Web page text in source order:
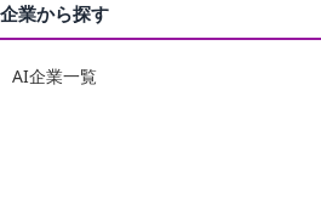
企業から探す
AI企業一覧